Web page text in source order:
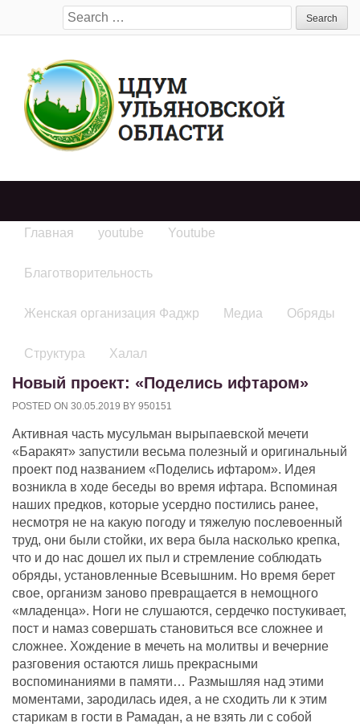
Search
for:
Главная youtube Youtube
Благотворительность
Женская организация Фаджр Медиа Обряды
Структура Халал
Новый проект: «Поделись ифтаром»
POSTED ON 30.05.2019 BY 950151
Активная часть мусульман вырыпаевской мечети
«Баракят» запустили весьма полезный и оригинальный
проект под названием «Поделись ифтаром». Идея
возникла в ходе беседы во время ифтара. Вспоминая
наших предков, которые усердно постились ранее,
несмотря не на какую погоду и тяжелую послевоенный
труд, они были стойки, их вера была насколько крепка,
что и до нас дошел их пыл и стремление соблюдать
обряды, установленные Всевышним. Но время берет
свое, организм заново превращается в немощного
«младенца». Ноги не слушаются, сердечко постукивает,
пост и намаз совершать становиться все сложнее и
сложнее. Хождение в мечеть на молитвы и вечерние
разговения остаются лишь прекрасными
воспоминаниями в памяти… Размышляя над этими
моментами, зародилась идея, а не сходить ли к этим
старикам в гости в Рамадан, а не взять ли с собой